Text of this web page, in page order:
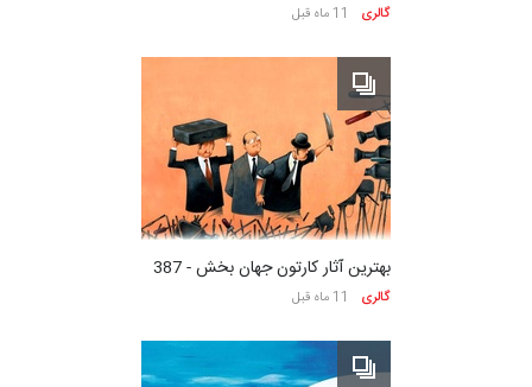
گالری 11 ماه قبل
بهترین آثار کارتون جهان بخش - 387
گالری 11 ماه قبل